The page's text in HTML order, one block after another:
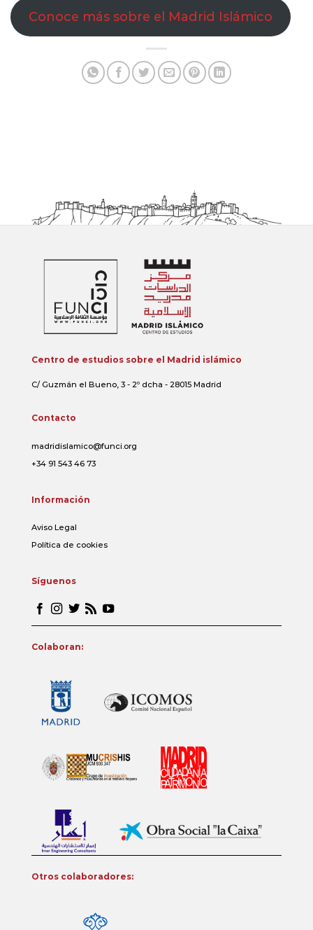
Conoce más sobre el Madrid Islámico
Centro de estudios sobre el Madrid islámico
C/ Guzmán el Bueno, 3 - 2º dcha - 28015 Madrid
Contacto
madridislamico@funci.org
+34 91 543 46 73
Información
Aviso Legal
Política de cookies
Síguenos
Colaboran:
Otros colaboradores: